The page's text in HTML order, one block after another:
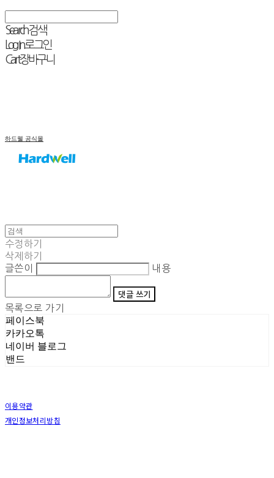
Search검색
Log In로그인
Cart장바구니
하드웰 공식몰
수정하기
삭제하기
글쓴이
내용
댓글 쓰기
목록으로 가기
페이스북
카카오톡
네이버 블로그
밴드
이용약관
개인정보처리방침